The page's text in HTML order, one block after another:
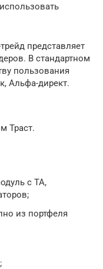
представляет
В стандартном
пользования
Альфа-директ.
Траст.
с ТА,
из портфеля